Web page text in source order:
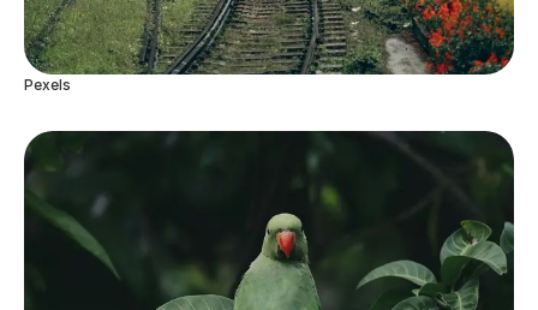
Pexels